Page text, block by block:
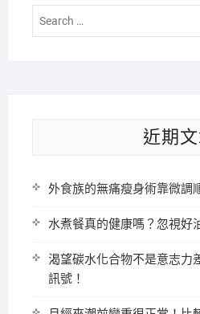
近期
外食族的無痛瘦身術靠微調
水煮餐真的健康嗎？忽視好
渴望碳水化合物不是意志力
訊號！